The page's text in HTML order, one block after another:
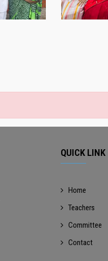
QUICK LINK
Home
Teachers
Committee
Contact